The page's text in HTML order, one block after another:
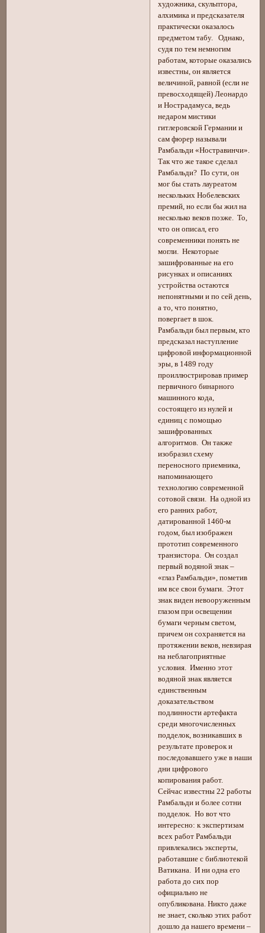
художника, скульптора,
алхимика и предсказателя
практически оказалось
предметом табу. Однако,
судя по тем немногим
работам, которые оказались
известны, он является
величиной, равной (если не
превосходящей) Леонардо
и Нострадамуса, ведь
недаром мистики
гитлеровской Германии и
сам фюрер называли
Рамбальди «Ностравинчи».
Так что же такое сделал
Рамбальди? По сути, он
мог бы стать лауреатом
нескольких Нобелевских
премий, но если бы жил на
несколько веков позже. То,
что он описал, его
современники понять не
могли. Некоторые
зашифрованные на его
рисунках и описаниях
устройства остаются
непонятными и по сей день,
а то, что понятно,
повергает в шок.
Рамбальди был первым, кто
предсказал наступление
цифровой информационной
эры, в 1489 году
проиллюстрировав пример
первичного бинарного
машинного кода,
состоящего из нулей и
единиц с помощью
зашифрованных
алгоритмов. Он также
изобразил схему
переносного приемника,
напоминающего
технологию современной
сотовой связи. На одной из
его ранних работ,
датированной 1460-м
годом, был изображен
прототип современного
транзистора. Он создал
первый водяной знак –
«глаз Рамбальди», пометив
им все свои бумаги. Этот
знак виден невооруженным
глазом при освещении
бумаги черным светом,
причем он сохраняется на
протяжении веков, невзирая
на неблагоприятные
условия. Именно этот
водяной знак является
единственным
доказательством
подлинности артефакта
среди многочисленных
подделок, возникавших в
результате проверок и
последовавшего уже в наши
дни цифрового
копирования работ.
Сейчас известны 22 работы
Рамбальди и более сотни
подделок. Но вот что
интересно: к экспертизам
всех работ Рамбальди
привлекались эксперты,
работавшие с библиотекой
Ватикана. И ни одна его
работа до сих пор
официально не
опубликована. Никто даже
не знает, сколько этих работ
дошло да нашего времени –